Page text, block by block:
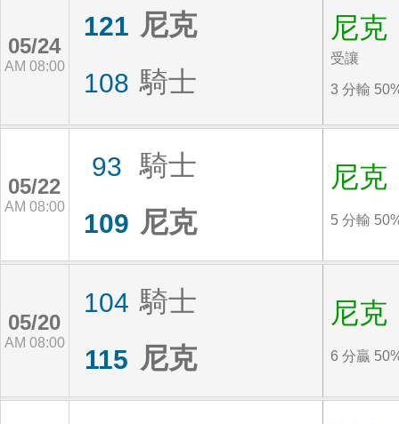
05/24
AM 08:00
121 尼克
108 騎士
尼克
受讓
3 分輸
05/22
AM 08:00
93 騎士
109 尼克
尼克
5 分輸
05/20
AM 08:00
104 騎士
115 尼克
尼克
6 分贏